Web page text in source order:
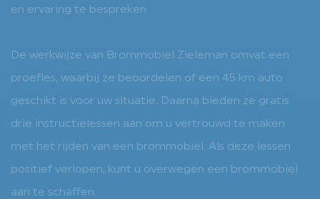
en ervaring te bespreken.
De werkwijze van Brommobiel Zieleman omvat een
proefles, waarbij ze beoordelen of een 45 km auto
geschikt is voor uw situatie. Daarna bieden ze gratis
drie instructielessen aan om u vertrouwd te maken
met het rijden van een brommobiel. Als deze lessen
positief verlopen, kunt u overwegen een brommobiel
aan te schaffen.